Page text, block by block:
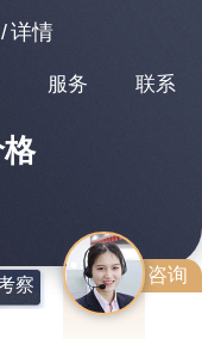
/详情
服务 联系
咨询
察